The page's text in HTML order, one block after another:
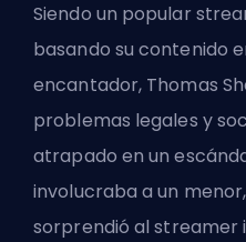
Siendo un popular
basando su contenido
encantador, Thomas
problemas legales y
atrapado en un
involucraba a un
sorprendió al streamer